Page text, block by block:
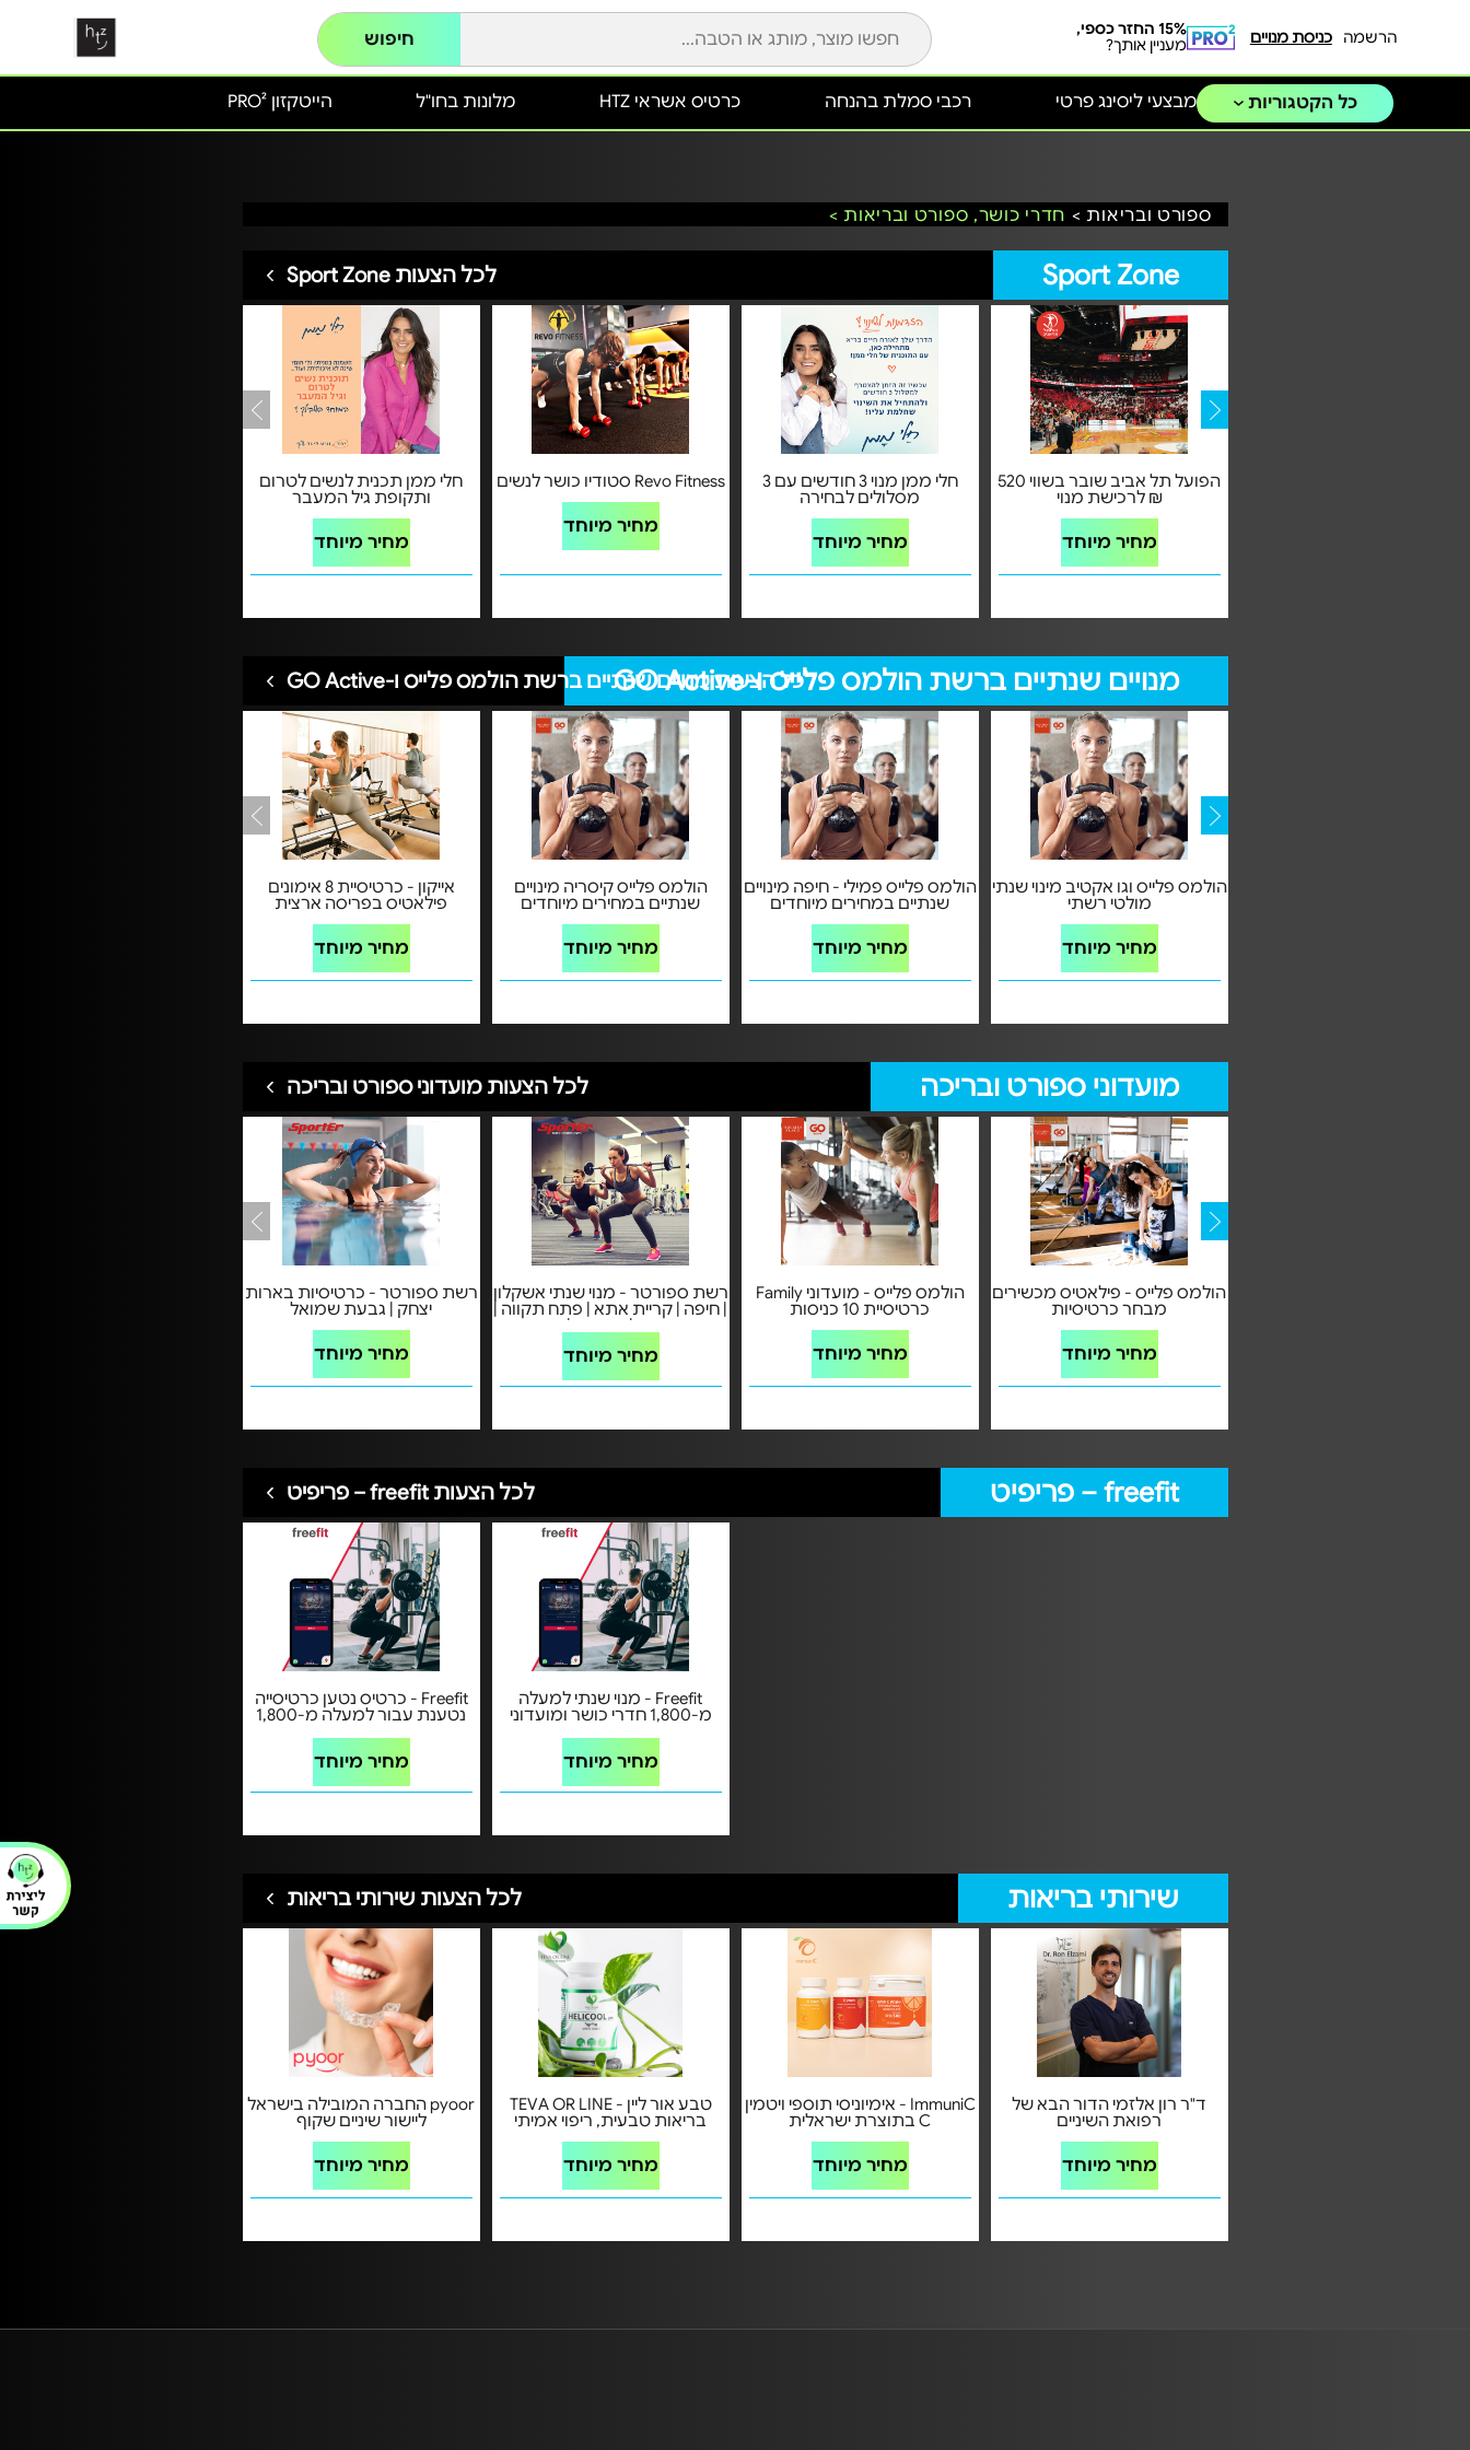
הרשמה כניסת מנויים
15% החזר כספי,
מעניין אותך?
חיפוש
כל הקטגוריות הייטקזון PRO² מלונות בחו"ל כרטיס אשראי HTZ מבצעי ליסינג פרטי רכבי סמלת בהנחה
ספורט ובריאות > חדרי כושר, ספורט ובריאות >
Sport Zone לכל הצעות Sport Zone
חלי ממן תכנית לנשים לטרום
ותקופת גיל המעבר
מחיר מיוחד
Revo Fitness סטודיו כושר לנשים
מחיר מיוחד
חלי ממן מנוי 3 חודשים עם 3
מסלולים לבחירה
מחיר מיוחד
הפועל תל אביב שובר בשווי 520
₪ לרכישת מנוי
מחיר מיוחד
מנויים שנתיים ברשת הולמס פלייס ו-GO Activeלכל הצעות מנויים שנתיים ברשת הולמס פלייס ו-GO Active
אייקון - כרטיסיית 8 אימונים
פילאטיס בפריסה ארצית
מחיר מיוחד
הולמס פלייס קיסריה מינויים
שנתיים במחירים מיוחדים
מחיר מיוחד
הולמס פלייס פמילי - חיפה מינויים
שנתיים במחירים מיוחדים
מחיר מיוחד
הולמס פלייס וגו אקטיב מינוי שנתי
מולטי רשתי
מחיר מיוחד
מועדוני ספורט ובריכה לכל הצעות מועדוני ספורט ובריכה
רשת ספורטר - כרטיסיות בארות
יצחק | גבעת שמואל
מחיר מיוחד
רשת ספורטר - מנוי שנתי אשקלון
| חיפה | קריית אתא | פתח תקווה |
רמת השרון | רמת גן | גבעתיים
מחיר מיוחד
הולמס פלייס - מועדוני Family
כרטיסיית 10 כניסות
מחיר מיוחד
הולמס פלייס - פילאטיס מכשירים
מבחר כרטיסיות
מחיר מיוחד
freefit – פריפיט לכל הצעות freefit – פריפיט
Freefit - כרטיס נטען כרטיסייה
נטענת עבור למעלה מ-1,800
מחיר מיוחד
Freefit - מנוי שנתי למעלה
מ-1,800 חדרי כושר ומועדוני
מחיר מיוחד
שירותי בריאות לכל הצעות שירותי בריאות
pyoor החברה המובילה בישראל
ליישור שיניים שקוף
מחיר מיוחד
טבע אור ליין - TEVA OR LINE
בריאות טבעית, ריפוי אמיתי
מחיר מיוחד
ImmuniC - אימיוניסי תוספי ויטמין
C בתוצרת ישראלית
מחיר מיוחד
ד"ר רון אלזמי הדור הבא של
רפואת השיניים
מחיר מיוחד